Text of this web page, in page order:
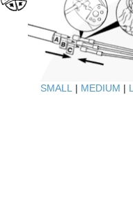
SMALL | MEDIUM |